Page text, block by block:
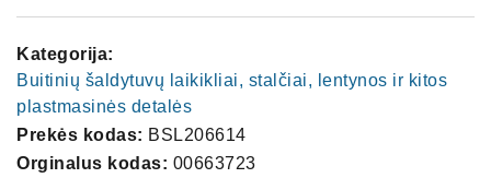
Kategorija:
Buitinių šaldytuvų laikikliai, stalčiai, lentynos ir kitos
plastmasinės detalės
Prekės kodas: BSL206614
Orginalus kodas: 00663723